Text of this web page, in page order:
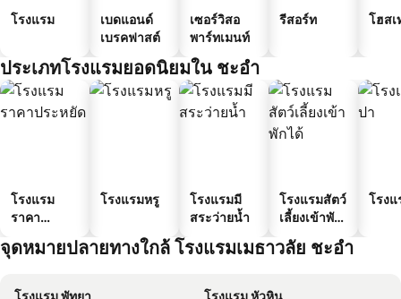
โรงแรม
เบดแอนด์
เบรคฟาสต์
เซอร์วิสอ
พาร์ทเมนท์
รีสอร์ท โฮสเ
ประเภทโรงแรมยอดนิยมใน ชะอำ
โรงแรม
ราคา
โรงแรมหรู
โรงแรมมี
สระว่ายน้ำ
โรงแรมสัตว์
เลี้ยงเข้าพัก
โรง
จุดหมายปลายทางใกล้ โรงแรมเมธาวลัย ชะอำ
โรงแรม พัทยา
โรงแรม หัวหิน